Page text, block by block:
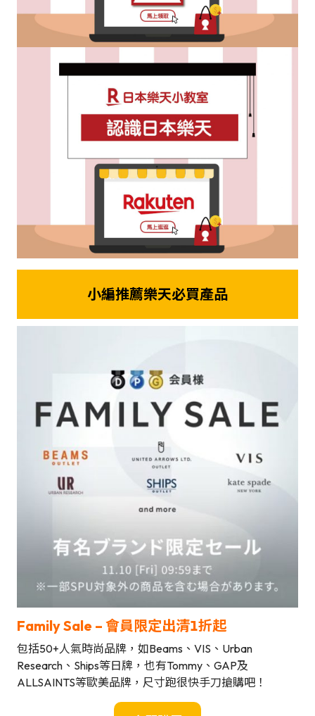
小編推薦樂天必買產品
Family Sale – 會員限定出清1折起
包括50+人氣時尚品牌，如Beams、VIS、Urban
Research、Ships等日牌，也有Tommy、GAP及
ALLSAINTS等歐美品牌，尺寸跑很快手刀搶購吧！